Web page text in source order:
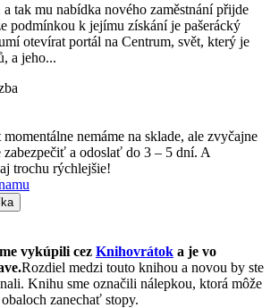
tak mu nabídka nového zaměstnání přijde
podmínkou k jejímu získání je pašerácký
otevírat portál na Centrum, svět, který je
a jeho...
nemáme na sklade, ale zvyčajne
zabezpečiť a odoslať do 3 – 5 dní. A
trochu rýchlejšie!
vykúpili cez Knihovrátok a je vo
Rozdiel medzi touto knihou a novou by ste
Knihu sme označili nálepkou, ktorá môže
zanechať stopy.